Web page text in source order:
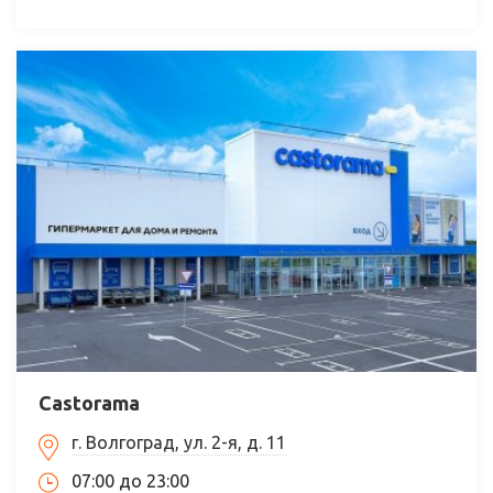
Castorama
г. Волгоград, ул. 2-я, д. 11
07:00 до 23:00